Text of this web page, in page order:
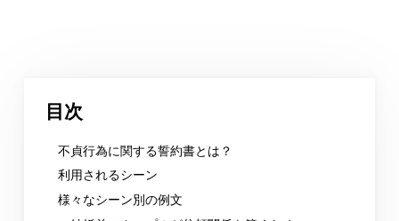
目次
不貞行為に関する誓約書とは？
利用されるシーン
様々なシーン別の例文